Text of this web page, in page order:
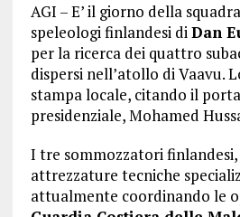
AGI – E’ il giorno della
speleologi finlandesi diDan
per la ricerca dei quattro
dispersi nell’atollo di Vaavu.
stampa locale, citando il
presidenziale, Mohamed
I tre sommozzatori
attrezzature tecniche
attualmente coordinando le